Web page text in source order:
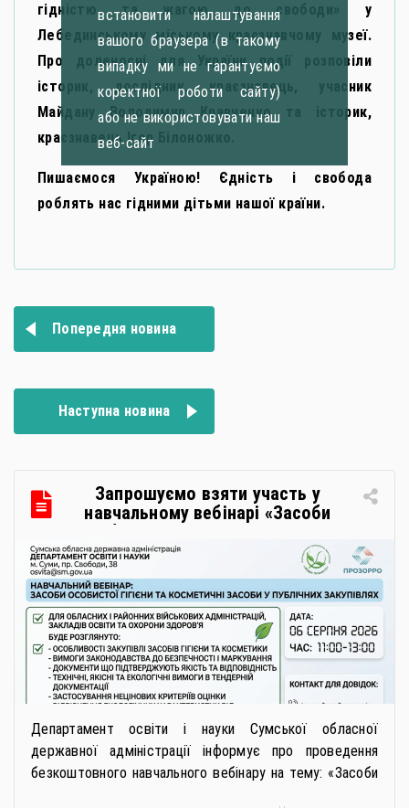
гідністю та жагою до свободи» у
Лебединському міському краєзнавчому музеї.
Про доленосні для України події розповіли
історик, дослідник, краєзнавець, учасник
Майдану Володимир Кравченко та історик,
краєзнавець Ігор Білоножко.
Пишаємося Україною! Єдність і свобода
роблять нас гідними дітьми нашої країни.
Навігація
записів
Попередня новина
Наступна новина
Запрошуємо взяти участь у
навчальному вебінарі «Засоби
особистої гігієни та косметичні
засоби у публічних закупівлях: як
сформувати вимоги та обрати
безпечну і якісну продукцію»
Департамент освіти і науки Сумської обласної
державної адміністрації інформує про проведення
безкоштовного навчального вебінару на тему: «Засоби
встановити налаштування
вашого браузера (в такому
випадку ми не гарантуємо
коректної роботи сайту)
або не використовувати наш
веб-сайт